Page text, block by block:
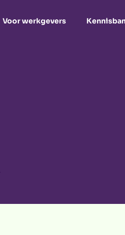
Voor werkgevers